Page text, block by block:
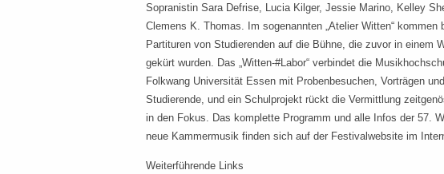
Sopranistin Sara Defrise, Lucia Kilger, Jessie Marino, Kelley
Clemens K. Thomas. Im sogenannten „Atelier Witten“ kommen
Partituren von Studierenden auf die Bühne, die zuvor in einem
gekürt wurden. Das „Witten-#Labor“ verbindet die
Folkwang Universität Essen mit Probenbesuchen, Vorträgen
Studierende, und ein Schulprojekt rückt die Vermittlung
in den Fokus. Das komplette Programm und alle Infos der 57.
neue Kammermusik finden sich auf der Festivalwebsite im
Weiterführende Links